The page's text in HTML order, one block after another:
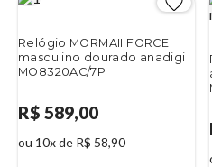
Relógio MORMAII FORCE
masculino dourado anadigi
MO8320AC/7P
R$ 589,00
ou 10x de R$ 58,90